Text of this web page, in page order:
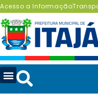
Acesso a Informação